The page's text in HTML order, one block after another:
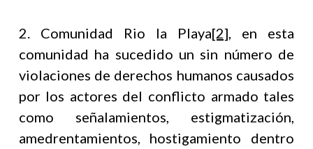
2. Comunidad Rio la Playa[2], en esta
comunidad ha sucedido un sin número de
violaciones de derechos humanos causados
por los actores del conflicto armado tales
como señalamientos, estigmatización,
amedrentamientos, hostigamiento dentro